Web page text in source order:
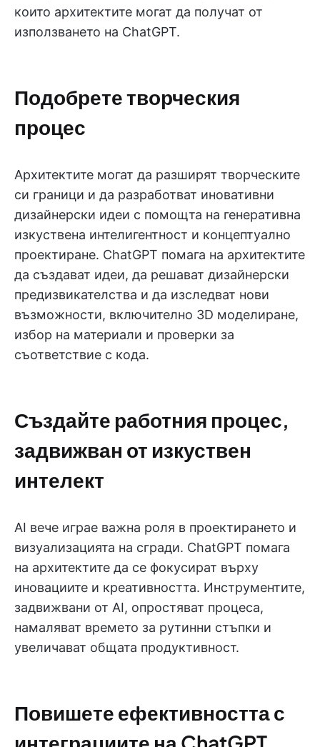
които архитектите могат да получат от
използването на ChatGPT.
Подобрете творческия
процес
Архитектите могат да разширят творческите
си граници и да разработват иновативни
дизайнерски идеи с помощта на генеративна
изкуствена интелигентност и концептуално
проектиране. ChatGPT помага на архитектите
да създават идеи, да решават дизайнерски
предизвикателства и да изследват нови
възможности, включително 3D моделиране,
избор на материали и проверки за
съответствие с кода.
Създайте работния процес,
задвижван от изкуствен
интелект
AI вече играе важна роля в проектирането и
визуализацията на сгради. ChatGPT помага
на архитектите да се фокусират върху
иновациите и креативността. Инструментите,
задвижвани от AI, опростяват процеса,
намаляват времето за рутинни стъпки и
увеличават общата продуктивност.
Повишете ефективността с